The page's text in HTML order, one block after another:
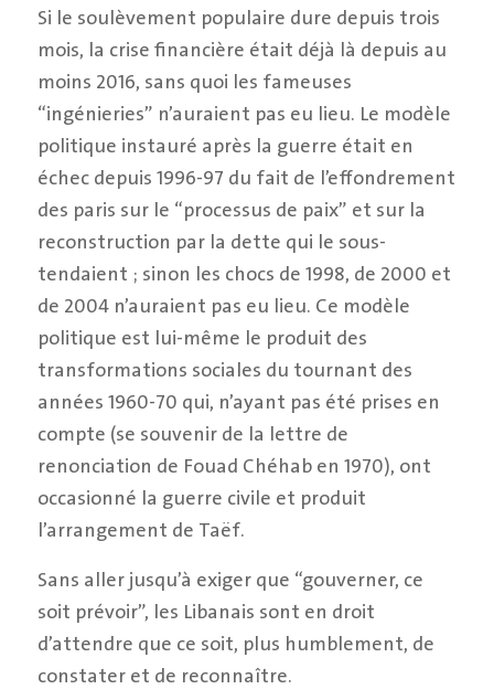
Si le soulèvement populaire dure depuis trois
mois, la crise financière était déjà là depuis au
moins 2016, sans quoi les fameuses
“ingénieries” n’auraient pas eu lieu. Le modèle
politique instauré après la guerre était en
échec depuis 1996-97 du fait de l’effondrement
des paris sur le “processus de paix” et sur la
reconstruction par la dette qui le sous-
tendaient ; sinon les chocs de 1998, de 2000 et
de 2004 n’auraient pas eu lieu. Ce modèle
politique est lui-même le produit des
transformations sociales du tournant des
années 1960-70 qui, n’ayant pas été prises en
compte (se souvenir de la lettre de
renonciation de Fouad Chéhab en 1970), ont
occasionné la guerre civile et produit
l’arrangement de Taëf.
Sans aller jusqu’à exiger que “gouverner, ce
soit prévoir”, les Libanais sont en droit
d’attendre que ce soit, plus humblement, de
constater et de reconnaître.